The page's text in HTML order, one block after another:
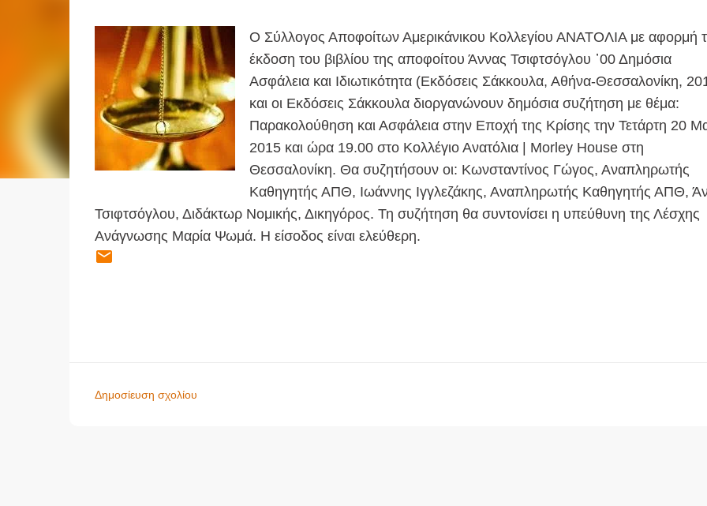
Ο Σύλλογος Αποφοίτων Αμερικάνικου Κολλεγίου ΑΝΑΤΟΛΙΑ με αφορμή
έκδοση του βιβλίου της αποφοίτου Άννας Τσιφτσόγλου ᾽00 Δημόσια
Ασφάλεια και Ιδιωτικότητα (Εκδόσεις Σάκκουλα, Αθήνα-Θεσσαλονίκη,
και οι Εκδόσεις Σάκκουλα διοργανώνουν δημόσια συζήτηση με θέμα:
Παρακολούθηση και Ασφάλεια στην Εποχή της Κρίσης την Τετάρτη 20
2015 και ώρα 19.00 στο Κολλέγιο Ανατόλια | Morley House στη
Θεσσαλονίκη. Θα συζητήσουν οι: Κωνσταντίνος Γώγος, Αναπληρωτής
Καθηγητής ΑΠΘ, Ιωάννης Ιγγλεζάκης, Αναπληρωτής Καθηγητής ΑΠΘ,
Τσιφτσόγλου, Διδάκτωρ Νομικής, Δικηγόρος. Τη συζήτηση θα συντονίσει η υπεύθυνη της Λέσχης
Ανάγνωσης Μαρία Ψωμά. Η είσοδος είναι ελεύθερη.
Δημοσίευση σχολίου